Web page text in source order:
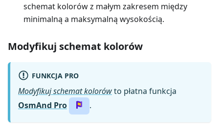
schemat kolorów z małym zakresem między
minimalną a maksymalną wysokością.
Modyfikuj schemat kolorów
FUNKCJA PRO
Modyfikuj schemat kolorówto płatna funkcja
OsmAnd Pro
.